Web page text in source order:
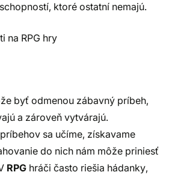
ktoré ostatní nemajú.
byť odmenou zábavný príbeh,
a zároveň vytvárajú.
sa učíme, získavame
do nich nám môže priniesť
RPG hráči často riešia hádanky,